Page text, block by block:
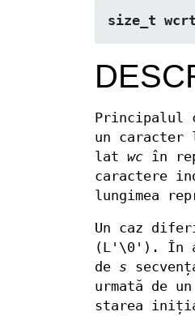
size_t
Principalul
un
lat wc în
caractere
lungimea
Un caz
(L'\0'). În
de s
urmată de
starea